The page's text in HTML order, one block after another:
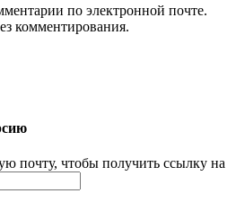
по электронной почте.
комментирования.
почту, чтобы получить ссылку на